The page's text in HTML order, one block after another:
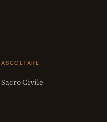
ASCOLTARE
Sacro Civile